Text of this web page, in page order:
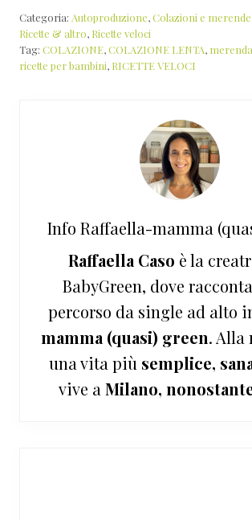
Categoria: Autoproduzione,Colazioni e merende
Ricette & altro, Ricette veloci
Tag: COLAZIONE,COLAZIONE LENTA, merenda
ricette per bambini, RICETTE VELOCI
Info Raffaella-mamma
Raffaella Caso è la
BabyGreen, dove
percorso da single ad alto
mamma (quasi) green. Alla
una vita più semplice,
vive a Milano,